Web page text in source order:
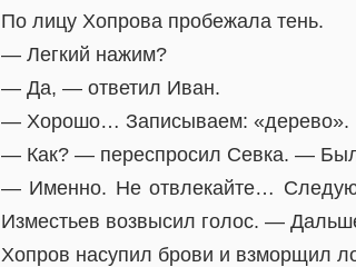
По лицу Хопрова пробежала тень.
— Легкий нажим?
— Да, — ответил Иван.
— Хорошо… Записываем: «дерево».
— Как? — переспросил Севка. —
— Именно. Не отвлекайте…
Изместьев возвысил голос. —
Хопров насупил брови и взморщил